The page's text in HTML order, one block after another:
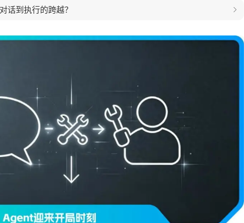
话到执行的跨越？